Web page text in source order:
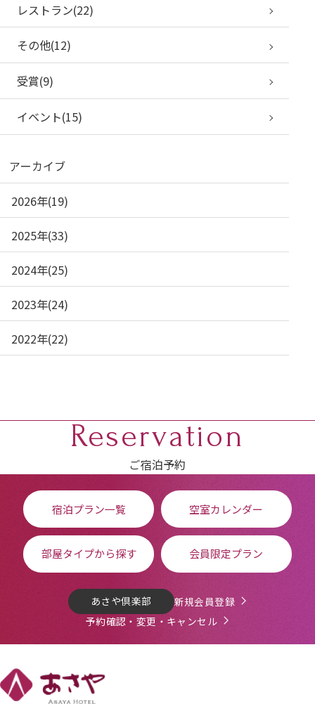
レストラン(22)
その他(12)
受賞(9)
イベント(15)
アーカイブ
2026年(19)
2025年(33)
2024年(25)
2023年(24)
2022年(22)
Reservation
ご宿泊予約
宿泊プラン一覧 空室カレンダー
部屋タイプから探す 会員限定プラン
あさや倶楽部
新規会員登録
予約確認・変更・キャンセル